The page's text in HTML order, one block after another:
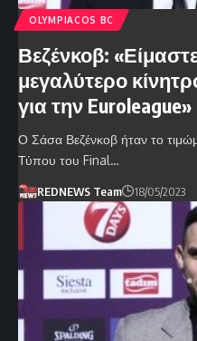
OLYMPIACOS BC
Βεζένκοβ:
μεγαλύτερο
για την
Ο Σάσα Βεζένκοβ ήταν το
Τύπου του Final…
REDNEWS Team 18/05/2023